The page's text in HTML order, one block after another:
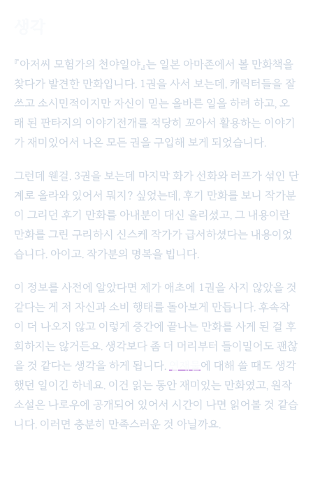
『아저씨 모험가의 천야일야』는 일본 아마존에서 볼 만화책을
찾다가 발견한 만화입니다. 1권을 사서 보는데, 캐릭터들을 잘
쓰고 소시민적이지만 자신이 믿는 올바른 일을 하려 하고, 오
래 된 판타지의 이야기전개를 적당히 꼬아서 활용하는 이야기
가 재미있어서 나온 모든 권을 구입해 보게 되었습니다.
그런데 웬걸. 3권을 보는데 마지막 화가 선화와 러프가 섞인 단
계로 올라와 있어서 뭐지? 싶었는데, 후기 만화를 보니 작가분
이 그리던 후기 만화를 아내분이 대신 올리셨고, 그 내용이란
만화를 그린 구리하시 신스케 작가가 급서하셨다는 내용이었
습니다. 아이고. 작가분의 명복을 빕니다.
이 정보를 사전에 알았다면 제가 애초에 1권을 사지 않았을 것
같다는 게 저 자신과 소비 행태를 돌아보게 만듭니다. 후속작
이 더 나오지 않고 이렇게 중간에 끝나는 만화를 사게 된 걸 후
회하지는 않거든요. 생각보다 좀 더 머리부터 들이밀어도 괜찮
을 것 같다는 생각을 하게 됩니다.
에 대해 쓸 때도 생각
했던 일이긴 하네요. 이건 읽는 동안 재미있는 만화였고, 원작
소설은 나로우에 공개되어 있어서 시간이 나면 읽어볼 것 같습
니다. 이러면 충분히 만족스러운 것 아닐까요.